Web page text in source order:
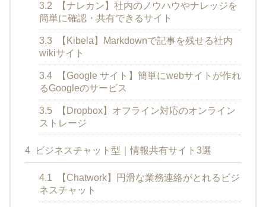
3.2
【ナレカン】社内のノウハウやナレッジを
簡単に確認・共有できるサイト
3.3
【Kibela】Markdownで記事を残せる社内
wikiサイト
3.4
【Google サイト】簡単にwebサイトが作れ
るGoogleのサービス
3.5
【Dropbox】オフライン対応のオンライン
ストレージ
4 ビジネスチャット型｜情報共有サイト3選
4.1
【Chatwork】円滑な業務連絡がとれるビジ
ネスチャット